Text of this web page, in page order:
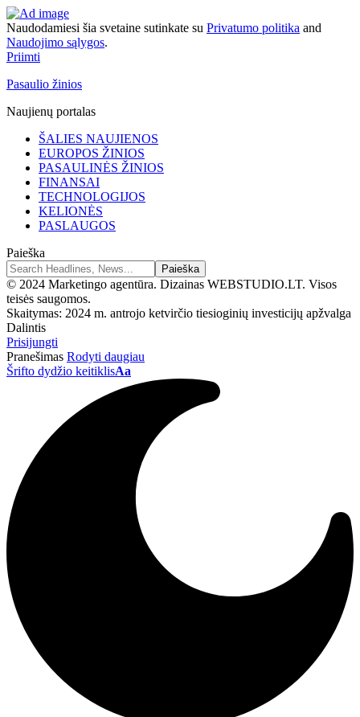
Naudodamiesi šia svetaine sutinkate su Privatumo politika and
Naudojimo sąlygos.
Priimti
Pasaulio žinios
Naujienų portalas
ŠALIES NAUJIENOS
EUROPOS ŽINIOS
PASAULINĖS ŽINIOS
FINANSAI
TECHNOLOGIJOS
KELIONĖS
PASLAUGOS
Paieška
© 2024 Marketingo agentūra. Dizainas WEBSTUDIO.LT. Visos
teisės saugomos.
Skaitymas: 2024 m. antrojo ketvirčio tiesioginių investicijų apžvalga
Dalintis
Prisijungti
Pranešimas Rodyti daugiau
Šrifto dydžio keitiklisAa